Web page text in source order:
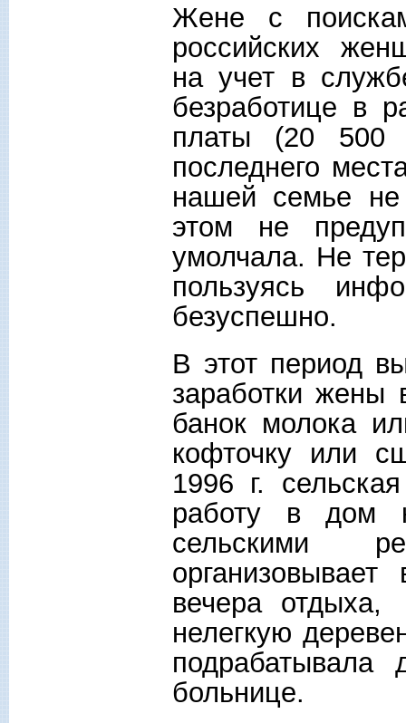
Жене с
российских
на учет в
безработице в
платы (20
последнего
нашей семье не
этом не
умолчала. Не
пользуясь
безуспешно.
В этот период
заработки жены
банок молока
кофточку или
1996 г.
работу в дом
сельскими
вечера отдыха,
нелегкую
подрабатывала
больнице.